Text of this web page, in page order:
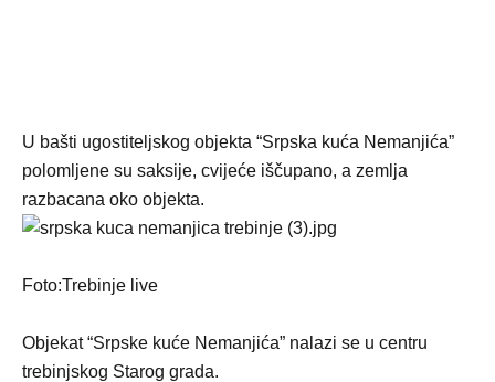
U bašti ugostiteljskog objekta “Srpska kuća Nemanjića”
polomljene su saksije, cvijeće iščupano, a zemlja
razbacana oko objekta.
Foto:Trebinje live
Objekat “Srpske kuće Nemanjića” nalazi se u centru
trebinjskog Starog grada.